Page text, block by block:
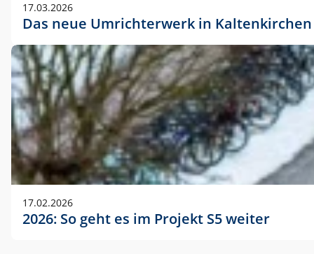
17.03.2026
Das neue Umrichterwerk in Kaltenkirchen
17.02.2026
2026: So geht es im Projekt S5 weiter